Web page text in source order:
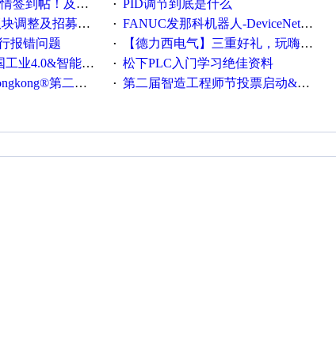
更新在线研讨会预告 · PID调节到底是什么
及招募版主公告 · FANUC发那科机器人-DeviceNet通信使用手册(中文)
报错问题 · 【德力西电气】三重好礼，玩嗨夏日！
制造高级培训班通知！ · 松下PLC入门学习绝佳资料
造工程师节正式起航！ · 第二届智造工程师节投票启动&周周有礼！